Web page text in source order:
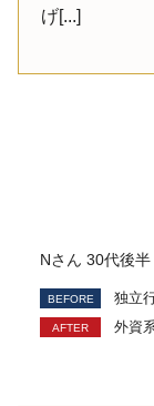
げ[...]
Nさん 30代後
独立
外資